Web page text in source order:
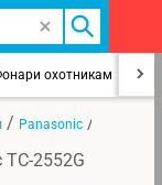
охотникам
/ Panasonic /
2552G